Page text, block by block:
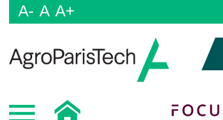
A- A A+